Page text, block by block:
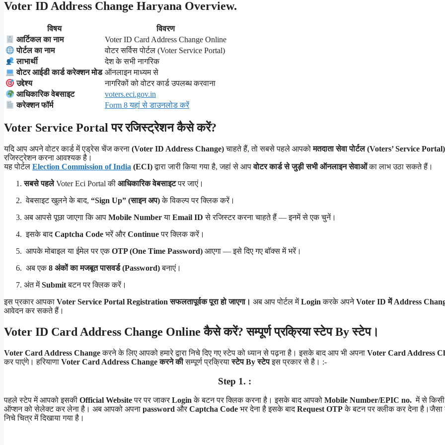
Voter ID Address Change Haryana Overview.
विषय
विवरण
आर्टिकल का नाम
Voter ID Card Address Change Online
पोर्टल का नाम
वोटर सर्विस पोर्टल (Voter Service Portal)
लाभार्थी
देश के सभी नागरिक
वोटर आईडी कार्ड करेक्शन मोड ऑनलाइन माध्यम से
उद्देश्य
नागरिकों को वोटर कार्ड उपलब्ध करवाना
आधिकारिक वेबसाइट
voters.eci.gov.in
करेक्शन फॉर्म
Form 8 यहां से डाउनलोड करें
Voter Service Portal पर रजिस्ट्रेशन कैसे करें?
यदि आप अपने वोटर कार्ड में एड्रेस चेंज करना (Voter ID Address Change)चाहते हैं, तो सबसे पहले आपकोमतदाता सेवा पोर्टल (Voters’ Service Portal)
रजिस्ट्रेशन करना आवश्यक है।
यह पोर्टल Election Commission of India (ECI)द्वारा जारी किया गया है, जहां से आपवोटर कार्ड से जुड़ी सभी ऑनलाइन सेवाओंका लाभ उठा सकते हैं।
सबसे पहलेVoter Eci Portal की आधिकारिक वेबसाइटपर जाएं।
वेबसाइट खुलने के बाद, “Sign Up” (साइन अप)के विकल्प पर क्लिक करें।
अब आपसे पूछा जाएगा कि आप Mobile Numberया Email ID से रजिस्टर करना चाहते हैं — इनमें से एक चुनें।
इसके बादCaptcha Code भरें और Continueपर क्लिक करें।
आपके मोबाइल या ईमेल पर एकOTP (One Time Password) आएगा — इसे दिए गए बॉक्स में भरें।
अब एक8 अंकों का मजबूत पासवर्ड (Password)बनाएं।
अंत मेंSubmitबटन पर क्लिक करें।
इस प्रकार आपका Voter Service Portal Registration सफलतापूर्वक पूरा हो जाएगा। अब आप पोर्टल मेंLogin करके अपनेVoter ID में Address
आवेदन कर सकते हैं।
Voter ID Card Address Change Online कैसे करें? सम्पूर्ण प्रक्रिया स्टेप By स्टेप।
Voter Card Address Changeकरने के लिए आपको हमारे द्वारा निचे दिए गए स्टेप को ध्यान से पढ़ना है। इसके बाद आप भी अपना Voter Card Address
कर पाएंगे। हरियाणा Voter Card Address Changeकरने कीसम्पूर्ण प्रक्रियास्टेप By स्टेपइस प्रकार से है। :-
Step 1. :
पहले स्टेप में आपको इसकी Official Websiteपर पर जाकर Login के बटन पर क्लिक करना है। इसके बाद आपको Mobile Number/EPIC no. में से
ऑप्शन को सेलेक्ट कर लेना है। अब आपको अपना password और Captcha Code भर देना है इसके बादRequest OTPके बटन पर क्लीक कर देना है।जैसा
निचे चित्र में दिखाया गया है।